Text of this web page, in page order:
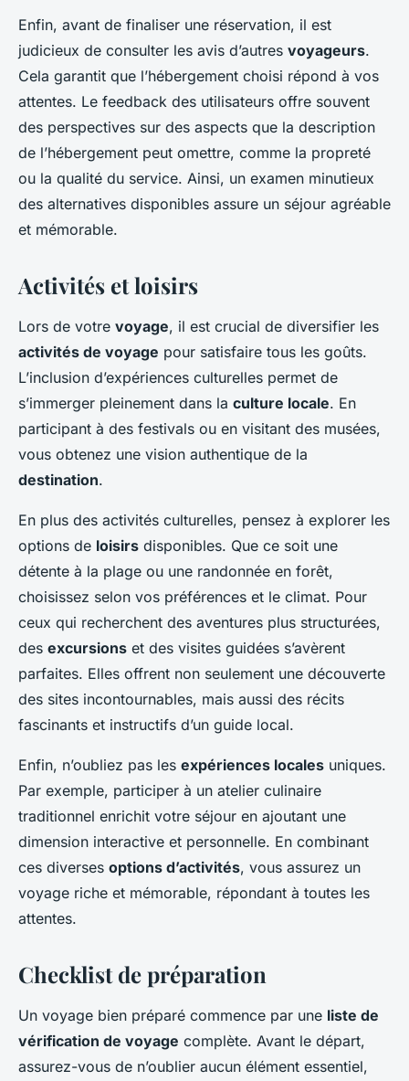
Enfin, avant de finaliser une réservation, il est
judicieux de consulter les avis d’autres voyageurs.
Cela garantit que l’hébergement choisi répond à vos
attentes. Le feedback des utilisateurs offre souvent
des perspectives sur des aspects que la description
de l’hébergement peut omettre, comme la propreté
ou la qualité du service. Ainsi, un examen minutieux
des alternatives disponibles assure un séjour agréable
et mémorable.
Activités et loisirs
Lors de votre voyage, il est crucial de diversifier les
activités de voyage pour satisfaire tous les goûts.
L’inclusion d’expériences culturelles permet de
s’immerger pleinement dans la culture locale. En
participant à des festivals ou en visitant des musées,
vous obtenez une vision authentique de la
destination.
En plus des activités culturelles, pensez à explorer les
options de loisirs disponibles. Que ce soit une
détente à la plage ou une randonnée en forêt,
choisissez selon vos préférences et le climat. Pour
ceux qui recherchent des aventures plus structurées,
des excursions et des visites guidées s’avèrent
parfaites. Elles offrent non seulement une découverte
des sites incontournables, mais aussi des récits
fascinants et instructifs d’un guide local.
Enfin, n’oubliez pas les expériences locales uniques.
Par exemple, participer à un atelier culinaire
traditionnel enrichit votre séjour en ajoutant une
dimension interactive et personnelle. En combinant
ces diverses options d’activités, vous assurez un
voyage riche et mémorable, répondant à toutes les
attentes.
Checklist de préparation
Un voyage bien préparé commence par une liste de
vérification de voyage complète. Avant le départ,
assurez-vous de n’oublier aucun élément essentiel,